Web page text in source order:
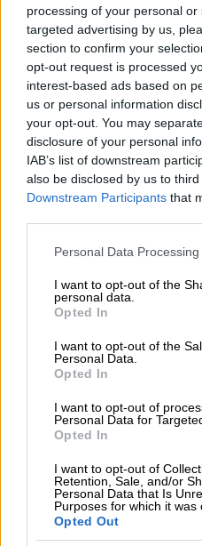
processing of your personal
targeted advertising by us,
section to confirm your
opt-out request is processed
interest-based ads based on
us or personal information
your opt-out. You may
disclosure of your personal
IAB’s list of downstream
also be disclosed by us to
Downstream Participants that
Please note that this website/
not limited to your visit or
grant or deny consent to
use your data for below
consent section.
Personal Data
I want to opt-out of the
personal data.
Opted In
I want to opt-out of the
Personal Data.
Opted In
I want to opt-out of
Personal Data for
Opted In
I want to opt-out of
Retention, Sale, and/or
Personal Data that Is
Purposes for which it was
Opted Out
Ελλάδα 20.11.2025 23:25
Θεσσαλονίκη:
που βγήκε με
ληστείας
«Με προσέγγισε
ανέφερε ότι
είναι 14 ετών και
στο δικαστήριο
Ελλάδα|03.09.2025 11:05